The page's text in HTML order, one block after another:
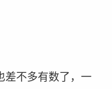
差不多有数了，一